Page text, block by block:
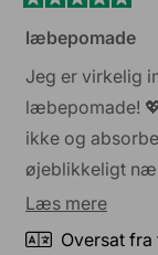
5
af
5
stjerner
læbepomade
Jeg er virkelig
læbepomade!
ikke og
øjeblikkeligt
til tørre eller
pink ser meget
Læs mereLæs
mere
Oversat fra